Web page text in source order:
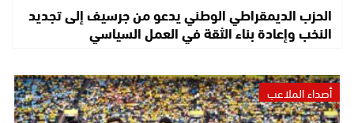
الحزب الديمقراطي الوطني يدعو من جرسيف إلى تجديد
النخب وإعادة بناء الثقة في العمل السياسي
أصداء الملاعب